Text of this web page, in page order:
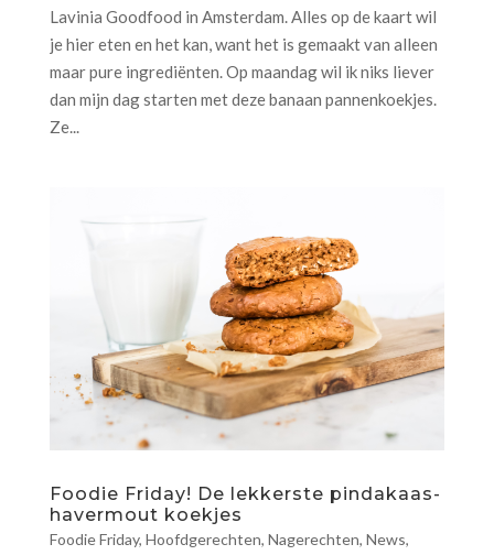
Lavinia Goodfood in Amsterdam. Alles op de kaart wil
je hier eten en het kan, want het is gemaakt van alleen
maar pure ingrediënten. Op maandag wil ik niks liever
dan mijn dag starten met deze banaan pannenkoekjes.
Ze...
Foodie Friday! De lekkerste pindakaas-
havermout koekjes
Foodie Friday, Hoofdgerechten, Nagerechten, News,